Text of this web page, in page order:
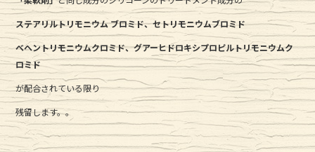
ステアリルトリモニウムブロミド、セトリモニウムブロミド
ベヘントリモニウムクロミド、グアーヒドロキシプロピルトリモニウムク
ロミド
が配合されている限り
残留します。。